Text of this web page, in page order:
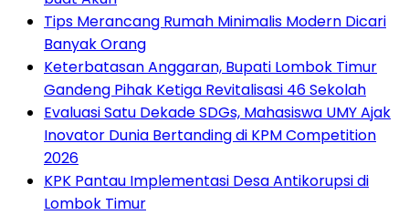
Tips Merancang Rumah Minimalis Modern Dicari
Banyak Orang
Keterbatasan Anggaran, Bupati Lombok Timur
Gandeng Pihak Ketiga Revitalisasi 46 Sekolah
Evaluasi Satu Dekade SDGs, Mahasiswa UMY Ajak
Inovator Dunia Bertanding di KPM Competition
2026
KPK Pantau Implementasi Desa Antikorupsi di
Lombok Timur